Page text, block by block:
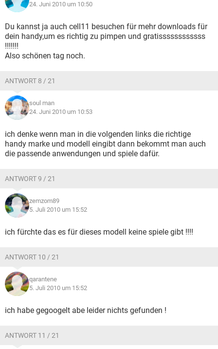
24. Juni 2010 um 10:50
Du kannst ja auch cell11 besuchen für mehr downloads für
dein handy,um es richtig zu pimpen und gratissssssssssss
!!!!!!!
Also schönen tag noch.
ANTWORT 8 / 21
soul man
24. Juni 2010 um 10:53
ich denke wenn man in die volgenden links die richtige
handy marke und modell eingibt dann bekommt man auch
die passende anwendungen und spiele dafür.
ANTWORT 9 / 21
zemzom89
5. Juli 2010 um 15:52
ich fürchte das es für dieses modell keine spiele gibt !!!!
ANTWORT 10 / 21
qarantene
5. Juli 2010 um 15:52
ich habe gegoogelt abe leider nichts gefunden !
ANTWORT 11 / 21